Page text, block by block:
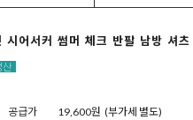
어서커 썸머 체크 반팔 남방 셔츠
공급가 19,600원 (부가세 별도)